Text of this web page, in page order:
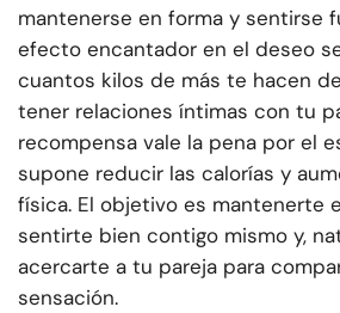
mantenerse en forma y sentirse
efecto encantador en el deseo
cuantos kilos de más te hacen
tener relaciones íntimas con tu
recompensa vale la pena por el
supone reducir las calorías y
física. El objetivo es mantenerte
sentirte bien contigo mismo y,
acercarte a tu pareja para
sensación.